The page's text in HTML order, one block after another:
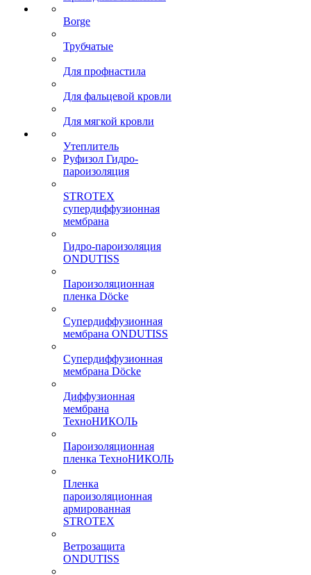
Borge
Трубчатые
Для профнастила
Для фальцевой кровли
Для мягкой кровли
Утеплитель
Руфизол Гидро-
пароизоляция
STROTEX
супердиффузионная
мембрана
Гидро-пароизоляция
ONDUTISS
Пароизоляционная
пленка Döcke
Супердиффузионная
мембрана ONDUTISS
Супердиффузионная
мембрана Döcke
Диффузионная
мембрана
ТехноНИКОЛЬ
Пароизоляционная
пленка ТехноНИКОЛЬ
Пленка
пароизоляционная
армированная
STROTEX
Ветрозащита
ONDUTISS